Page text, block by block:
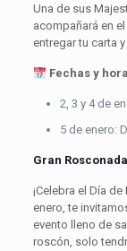
Una de sus
acompañará en
entregar tu carta
Fechas y
2, 3 y 4 de
5 de enero:
Gran
¡Celebra el Día
enero, te
evento lleno de
roscón, solo